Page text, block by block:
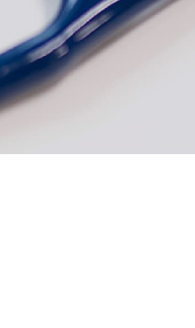
消化器内科
コー検査
秘外来